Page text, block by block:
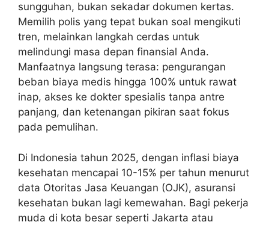
sungguhan, bukan sekadar dokumen kertas.
Memilih polis yang tepat bukan soal mengikuti
tren, melainkan langkah cerdas untuk
melindungi masa depan finansial Anda.
Manfaatnya langsung terasa: pengurangan
beban biaya medis hingga 100% untuk rawat
inap, akses ke dokter spesialis tanpa antre
panjang, dan ketenangan pikiran saat fokus
pada pemulihan.
Di Indonesia tahun 2025, dengan inflasi biaya
kesehatan mencapai 10-15% per tahun menurut
data Otoritas Jasa Keuangan (OJK), asuransi
kesehatan bukan lagi kemewahan. Bagi pekerja
muda di kota besar seperti Jakarta atau